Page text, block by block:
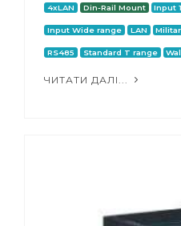
4xLAN Din-Rail Mount Input
Input Wide range LAN
RS485 Standard T range
ЧИТАТИ ДАЛІ...